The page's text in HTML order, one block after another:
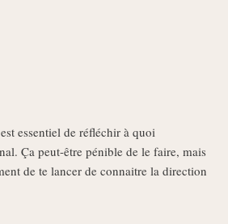
essentiel de réfléchir à quoi
Ça peut-être pénible de le faire, mais
de te lancer de connaitre la direction